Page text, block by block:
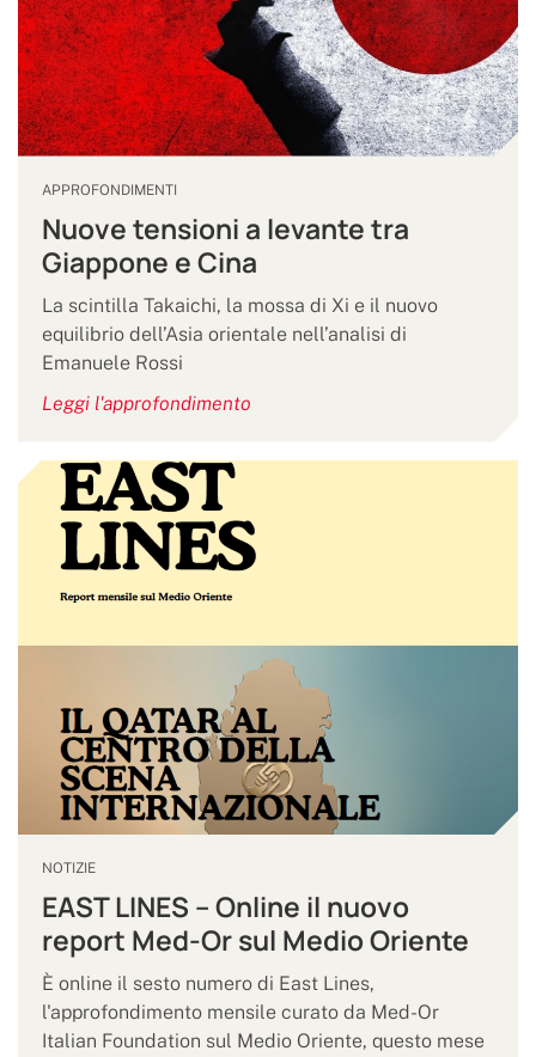
APPROFONDIMENTI
Nuove tensioni a levante tra
Giappone e Cina
La scintilla Takaichi, la mossa di Xi e il nuovo
equilibrio dell’Asia orientale nell’analisi di
Emanuele Rossi
Leggi l'approfondimento
NOTIZIE
EAST LINES – Online il nuovo
report Med-Or sul Medio Oriente
È online il sesto numero di East Lines,
l'approfondimento mensile curato da Med-Or
Italian Foundation sul Medio Oriente, questo mese